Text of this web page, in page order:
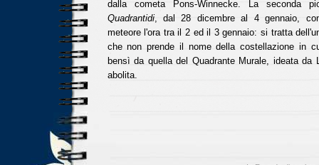
dalla cometa Pons-Winnecke. La seconda
Quadrantidi, dal 28 dicembre al 4 gennaio,
meteore l'ora tra il 2 ed il 3 gennaio: si tratta
che non prende il nome della costellazione in
bensì da quella del Quadrante Murale, ideata da
abolita.